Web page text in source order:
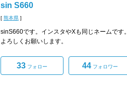
sin S660
[ 熊本県 ]
sinS660です。インスタやXも同じネームです。
よろしくお願いします。
33 フォロー 44 フォロワー